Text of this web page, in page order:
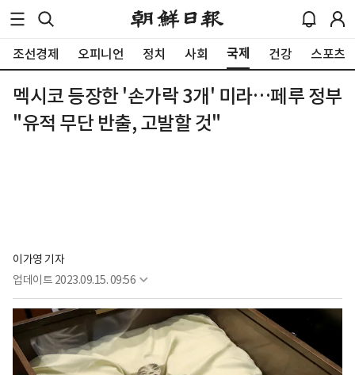
조선경제 오피니언 정치 사회 국제 건강 스포츠
멕시코 등장한 '손가락 3개' 미라…페루 정부
"유적 무단 반출, 고발할 것"
이가영 기자
업데이트 2023.09.15. 09:56